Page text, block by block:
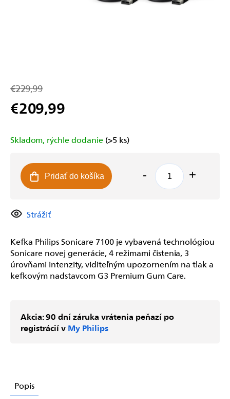
€229,99
€209,99
cena:
Skladom, rýchle dodanie (>5 ks)
Pridať do košíka
Kefka Philips Sonicare 7100 je vybavená technológiou
Sonicare novej generácie, 4 režimami čistenia, 3
úrovňami intenzity, viditeľným upozornením na tlak a
kefkovým nadstavcom G3 Premium Gum Care.
Akcia: 90 dní záruka vrátenia peňazí po
registrácií v My Philips
Strážiť
Popis